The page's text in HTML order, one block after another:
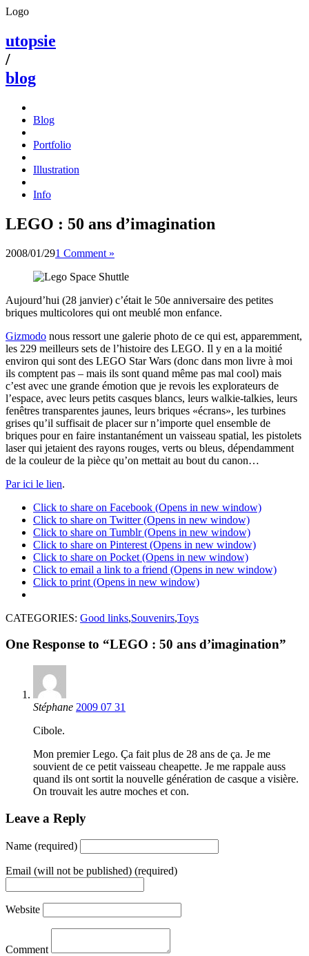
Logo
utopsie
/
blog
Blog
Portfolio
Illustration
Info
LEGO : 50 ans d’imagination
2008/01/291 Comment »
Aujourd’hui (28 janvier) c’était le 50e anniversaire des petites
briques multicolores qui ont meublé mon enfance.
Gizmodo nous ressort une galerie photo de ce qui est, apparemment,
les 229 meilleurs sets de l’histoire des LEGO. Il y en a la moitié
environ qui sont des LEGO Star Wars (donc dans mon livre à moi
ils comptent pas – mais ils sont quand même pas mal cool) mais
c’est avec une grande émotion que je revois les explorateurs de
l’espace, avec leurs petits casques blancs, leurs walkie-talkies, leurs
fenêtres transparentes jaunes, leurs briques «écrans», les turbines
grises qu’il suffisait de placer sur n’importe quel ensemble de
briques pour en faire instantanément un vaisseau spatial, les pistolets
laser qui jetaient des rayons rouges, verts ou bleus, dépendamment
de la couleur de la pièce qu’on mettait au bout du canon…
Par ici le lien.
Click to share on Facebook (Opens in new window)
Click to share on Twitter (Opens in new window)
Click to share on Tumblr (Opens in new window)
Click to share on Pinterest (Opens in new window)
Click to share on Pocket (Opens in new window)
Click to email a link to a friend (Opens in new window)
Click to print (Opens in new window)
CATEGORIES: Good links,Souvenirs,Toys
One Response to “LEGO : 50 ans d’imagination”
Stéphane 2009 07 31
Cibole.
Mon premier Lego. Ça fait plus de 28 ans de ça. Je me
souvient de ce petit vaisseau cheapette. Je me rappale auss
quand ils ont sortit la nouvelle génération de casque a visière.
On trouvait les autre moches et con.
Leave a Reply
Name (required)
Email (will not be published) (required)
Website
Comment